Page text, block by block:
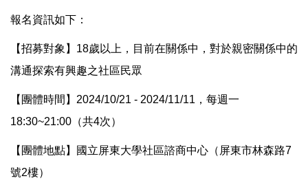
報名資訊如下：
【招募對象】18歲以上，目前在關係中，對於親密關係中的
溝通探索有興趣之社區民眾
【團體時間】2024/10/21 - 2024/11/11，每週一
18:30~21:00（共4次）
【團體地點】國立屏東大學社區諮商中心（屏東市林森路7
號2樓）